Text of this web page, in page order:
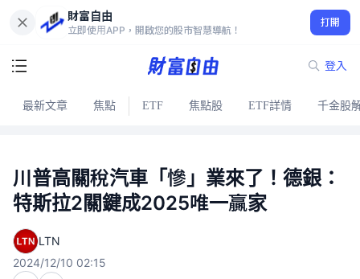
財富自由
立即使用APP，開啟您的股市智慧導航！
打開
登入
最新文章 焦點 ETF 焦點股 ETF詳情 千金股
川普高關稅汽車「慘」業來了！德銀：
特斯拉2關鍵成2025唯一贏家
LTN
2024/12/10 02:15